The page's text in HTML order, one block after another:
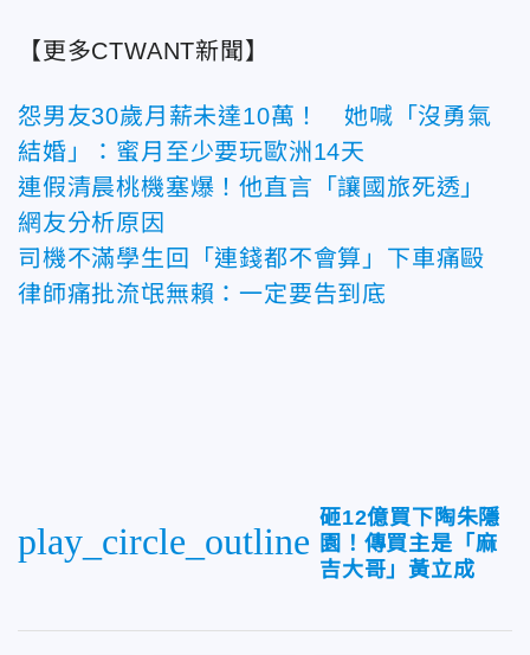
【更多CTWANT新聞】
怨男友30歲月薪未達10萬！ 她喊「沒勇氣
結婚」：蜜月至少要玩歐洲14天
連假清晨桃機塞爆！他直言「讓國旅死透」
網友分析原因
司機不滿學生回「連錢都不會算」下車痛毆
律師痛批流氓無賴：一定要告到底
play_circle_outline
砸12億買下陶朱隱
園！傳買主是「麻
吉大哥」黃立成